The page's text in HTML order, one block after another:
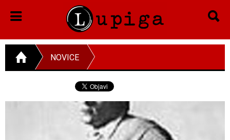
NOVICE